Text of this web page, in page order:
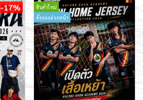
-17%
สินค้าใหม่
สั่งจองล่วงหน้า